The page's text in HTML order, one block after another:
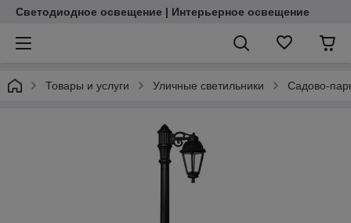
Светодиодное освещение | Интерьерное освещение
Товары и услуги Уличные светильники Садово-